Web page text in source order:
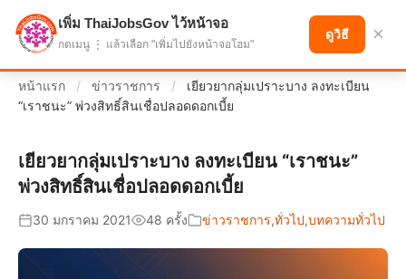
แบ่งปันโอกาส เพื่ออนาคตที่ก้าวหน้า
หน้าแรก / ข่าวราชการ /
เยียวยากลุ่มเปราะบาง ลงทะเบียน
“เราชนะ” พ่วงสิทธิ์สินเชื่อปลอดดอกเบี้ย
เยียวยากลุ่มเปราะบาง ลงทะเบียน “เราชนะ”
พ่วงสิทธิ์สินเชื่อปลอดดอกเบี้ย
30 มกราคม 2021 48 ครั้ง ข่าวราชการ,ทั่วไป,บทความทั่วไป
เพิ่ม ThaiJobsGov ไว้หน้าจอ
กดเมนู ⋮ แล้วเลือก "เพิ่มไปยังหน้าจอโฮม"
ดูวิธี ×